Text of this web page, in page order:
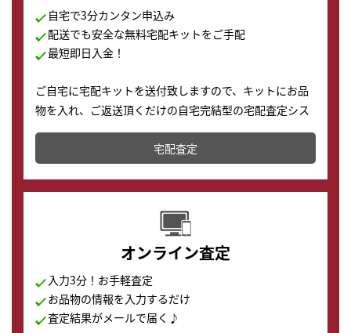
自宅で3分カンタン申込み
配送でも安全な無料宅配キットをご手配
最短即日入金！
ご自宅に宅配キットを送付致しますので、キットにお品
物を入れ、ご返送頂くだけの自宅完結型の宅配査定シス
テムです。
配送でも簡単&安全に査定・買取に出すことが可能で
す。
宅配査定
オンライン査定
入力3分！お手軽査定
お品物の情報を入力するだけ
査定結果がメールで届く♪